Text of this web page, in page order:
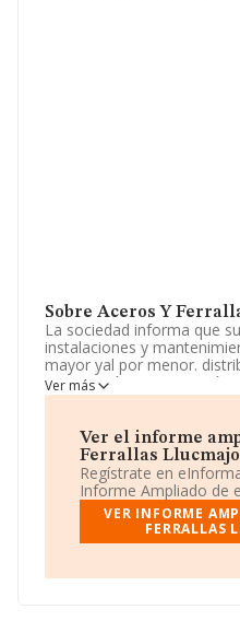
Sobre Aceros Y
La sociedad informa que
instalaciones y
mayor yal por menor.
importación y exportación.
4. actividades
restauración.. La empresa
Clasifica su actividad
4101. La compañía no
exteriores.
La empresa española
, con CIF B57736035,
provincia de Isles
Ver más
Ver el informe
Ferrallas
Regístrate en
Informe Ampliado de
VER INFORME
FERRALLAS